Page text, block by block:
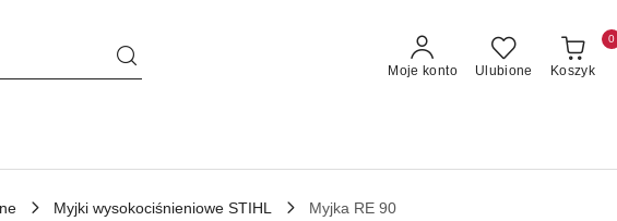
Moje konto Ulubione Koszyk
0
Myjki wysokociśnieniowe STIHL Myjka RE 90